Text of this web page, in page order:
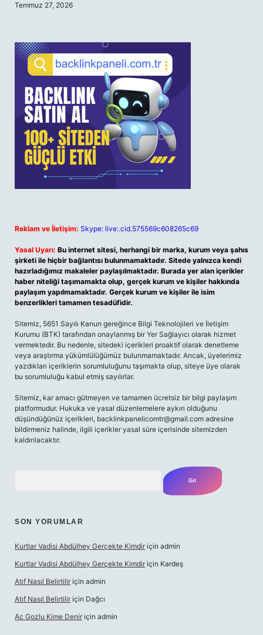
Temmuz 27, 2026
Reklam ve İletişim: Skype: live:.cid.575569c608265c69
Yasal Uyarı: Bu internet sitesi, herhangi bir marka, kurum veya şahıs
şirketi ile hiçbir bağlantısı bulunmamaktadır. Sitede yalnızca kendi
hazırladığımız makaleler paylaşılmaktadır. Burada yer alan içerikler
haber niteliği taşımamakta olup, gerçek kurum ve kişiler hakkında
paylaşım yapılmamaktadır. Gerçek kurum ve kişiler ile isim
benzerlikleri tamamen tesadüfidir.
Sitemiz, 5651 Sayılı Kanun gereğince Bilgi Teknolojileri ve İletişim
Kurumu (BTK) tarafından onaylanmış bir Yer Sağlayıcı olarak hizmet
vermektedir. Bu nedenle, sitedeki içerikleri proaktif olarak denetleme
veya araştırma yükümlülüğümüz bulunmamaktadır. Ancak, üyelerimiz
yazdıkları içeriklerin sorumluluğunu taşımakta olup, siteye üye olarak
bu sorumluluğu kabul etmiş sayılırlar.
Sitemiz, kar amacı gütmeyen ve tamamen ücretsiz bir bilgi paylaşım
platformudur. Hukuka ve yasal düzenlemelere aykırı olduğunu
düşündüğünüz içerikleri, backlinkpanelicomtr@gmail.com adresine
bildirmeniz halinde, ilgili içerikler yasal süre içerisinde sitemizden
kaldırılacaktır.
SON YORUMLAR
Kurtlar Vadisi Abdülhey Gerçekte Kimdir için admin
Kurtlar Vadisi Abdülhey Gerçekte Kimdir için Kardeş
Atıf Nasıl Belirtilir için admin
Atıf Nasıl Belirtilir için Dağcı
Ac Gozlu Kime Denir için admin